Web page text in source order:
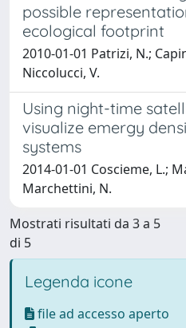
possible
ecological footprint
2010-01-01 Patrizi, N.;
Niccolucci, V.
Using night-time
visualize emergy
systems
2014-01-01 Coscieme, L.;
Marchettini, N.
Mostrati risultati da 3 a 5
di 5
Legenda icone
file ad accesso aperto